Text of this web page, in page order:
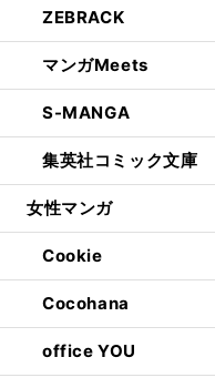
ZEBRACK
マンガMeets
S-MANGA
集英社コミック文庫
女性マンガ
Cookie
Cocohana
office YOU